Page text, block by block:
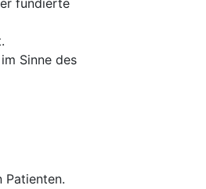
fundierte
Sinne des
Patienten.